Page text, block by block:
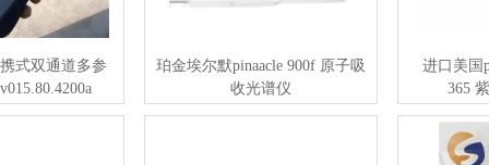
式双通道多参
珀金埃尔默pinaacle 900f 原子吸
收光谱仪
进口美国
365